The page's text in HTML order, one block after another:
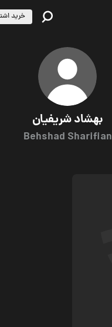
بهشاد شریفیان
Behshad Sharifian
خرید